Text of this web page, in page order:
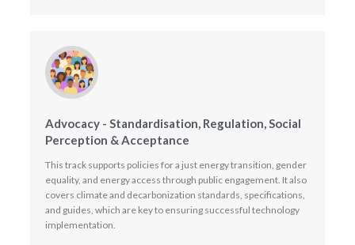
Advocacy - Standardisation, Regulation, Social
Perception & Acceptance
This track supports policies for a just energy transition, gender
equality, and energy access through public engagement. It also
covers climate and decarbonization standards, specifications,
and guides, which are key to ensuring successful technology
implementation.